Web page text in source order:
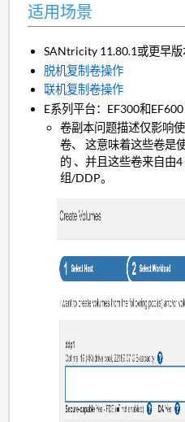
适用场景
SANtricity 11.80.1或更早版
脱机复制卷操作
联机复制卷操作
E系列平台：EF300和EF600
卷副本问题描述仅影响
卷、 这意味着这些卷是
的 、并且这些卷来自由
组/DDP。